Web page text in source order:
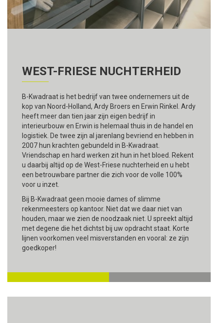
WEST-FRIESE NUCHTERHEID
B-Kwadraat is het bedrijf van twee ondernemers uit de
kop van Noord-Holland, Ardy Broers en Erwin Rinkel. Ardy
heeft meer dan tien jaar zijn eigen bedrijf in
interieurbouw en Erwin is helemaal thuis in de handel en
logistiek. De twee zijn al jarenlang bevriend en hebben in
2007 hun krachten gebundeld in B-Kwadraat.
Vriendschap en hard werken zit hun in het bloed. Rekent
u daarbij altijd op de West-Friese nuchterheid en u hebt
een betrouwbare partner die zich voor de volle 100%
voor u inzet.
Bij B-Kwadraat geen mooie dames of slimme
rekenmeesters op kantoor. Niet dat we daar niet van
houden, maar we zien de noodzaak niet. U spreekt altijd
met degene die het dichtst bij uw opdracht staat. Korte
lijnen voorkomen veel misverstanden en vooral: ze zijn
goedkoper!